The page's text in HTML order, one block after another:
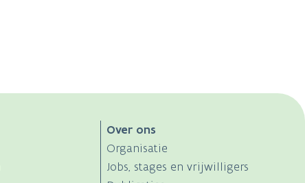
Over ons
Organisatie
Jobs, stages en vrijwilligers